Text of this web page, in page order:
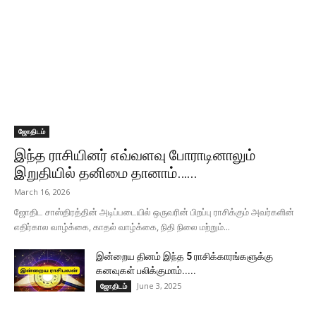
ஜோதிடம்
இந்த ராசியினர் எவ்வளவு போராடினாலும்
இறுதியில் தனிமை தானாம்…...
March 16, 2026
ஜோதிட சாஸ்திரத்தின் அடிப்படையில் ஒருவரின் பிறப்பு ராசிக்கும் அவர்களின்
எதிர்கால வாழ்க்கை, காதல் வாழ்க்கை, நிதி நிலை மற்றும்...
இன்றைய தினம் இந்த 5 ராசிக்காரங்களுக்கு
கனவுகள் பலிக்குமாம்.....
ஜோதிடம் June 3, 2025